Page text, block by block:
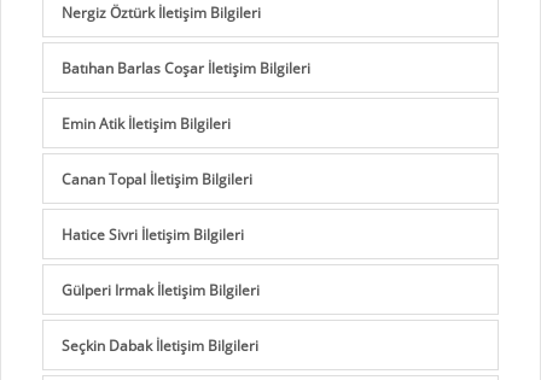
Nergiz Öztürk İletişim Bilgileri
Batıhan Barlas Coşar İletişim Bilgileri
Emin Atik İletişim Bilgileri
Canan Topal İletişim Bilgileri
Hatice Sivri İletişim Bilgileri
Gülperi Irmak İletişim Bilgileri
Seçkin Dabak İletişim Bilgileri